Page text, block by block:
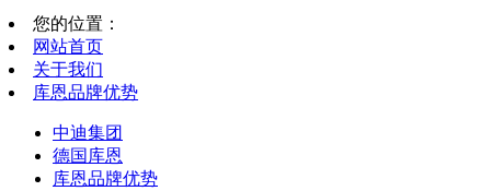
您的位置：
网站首页
关于我们
库恩品牌优势
中迪集团
德国库恩
库恩品牌优势